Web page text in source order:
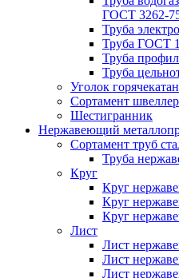
ГОСТ 3262-
Труба
Труба ГОСТ
Труба
Труба
Уголок
Сортамент
Шестигранник
Нержавеющий
Сортамент труб
Труба
Круг
Круг
Круг
Круг
Лист
Лист
Лист
Лист